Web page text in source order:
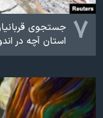
۷ جستجوی
استان آچه در